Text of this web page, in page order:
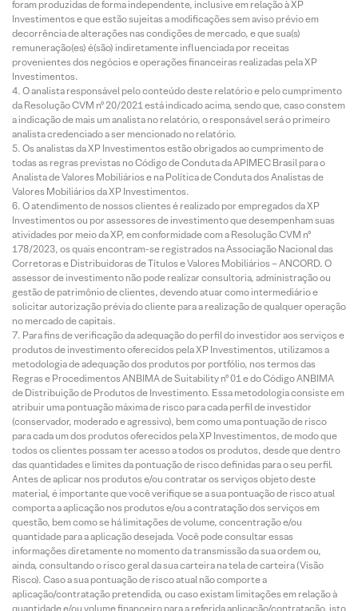
foram produzidas de forma independente, inclusive em relação à XP
Investimentos e que estão sujeitas a modificações sem aviso prévio em
decorrência de alterações nas condições de mercado, e que sua(s)
remuneração(es) é(são) indiretamente influenciada por receitas
provenientes dos negócios e operações financeiras realizadas pela XP
Investimentos.
O analista responsável pelo conteúdo deste relatório e pelo cumprimento
da Resolução CVM nº 20/2021 está indicado acima, sendo que, caso constem
a indicação de mais um analista no relatório, o responsável será o primeiro
analista credenciado a ser mencionado no relatório.
Os analistas da XP Investimentos estão obrigados ao cumprimento de
todas as regras previstas no Código de Conduta da APIMEC Brasil para o
Analista de Valores Mobiliários e na Política de Conduta dos Analistas de
Valores Mobiliários da XP Investimentos.
O atendimento de nossos clientes é realizado por empregados da XP
Investimentos ou por assessores de investimento que desempenham suas
atividades por meio da XP, em conformidade com a Resolução CVM nº
178/2023, os quais encontram-se registrados na Associação Nacional das
Corretoras e Distribuidoras de Títulos e Valores Mobiliários – ANCORD. O
assessor de investimento não pode realizar consultoria, administração ou
gestão de patrimônio de clientes, devendo atuar como intermediário e
solicitar autorização prévia do cliente para a realização de qualquer operação
no mercado de capitais.
Para fins de verificação da adequação do perfil do investidor aos serviços e
produtos de investimento oferecidos pela XP Investimentos, utilizamos a
metodologia de adequação dos produtos por portfólio, nos termos das
Regras e Procedimentos ANBIMA de Suitability nº 01 e do Código ANBIMA
de Distribuição de Produtos de Investimento. Essa metodologia consiste em
atribuir uma pontuação máxima de risco para cada perfil de investidor
(conservador, moderado e agressivo), bem como uma pontuação de risco
para cada um dos produtos oferecidos pela XP Investimentos, de modo que
todos os clientes possam ter acesso a todos os produtos, desde que dentro
das quantidades e limites da pontuação de risco definidas para o seu perfil.
Antes de aplicar nos produtos e/ou contratar os serviços objeto deste
material, é importante que você verifique se a sua pontuação de risco atual
comporta a aplicação nos produtos e/ou a contratação dos serviços em
questão, bem como se há limitações de volume, concentração e/ou
quantidade para a aplicação desejada. Você pode consultar essas
informações diretamente no momento da transmissão da sua ordem ou,
ainda, consultando o risco geral da sua carteira na tela de carteira (Visão
Risco). Caso a sua pontuação de risco atual não comporte a
aplicação/contratação pretendida, ou caso existam limitações em relação à
quantidade e/ou volume financeiro para a referida aplicação/contratação, isto